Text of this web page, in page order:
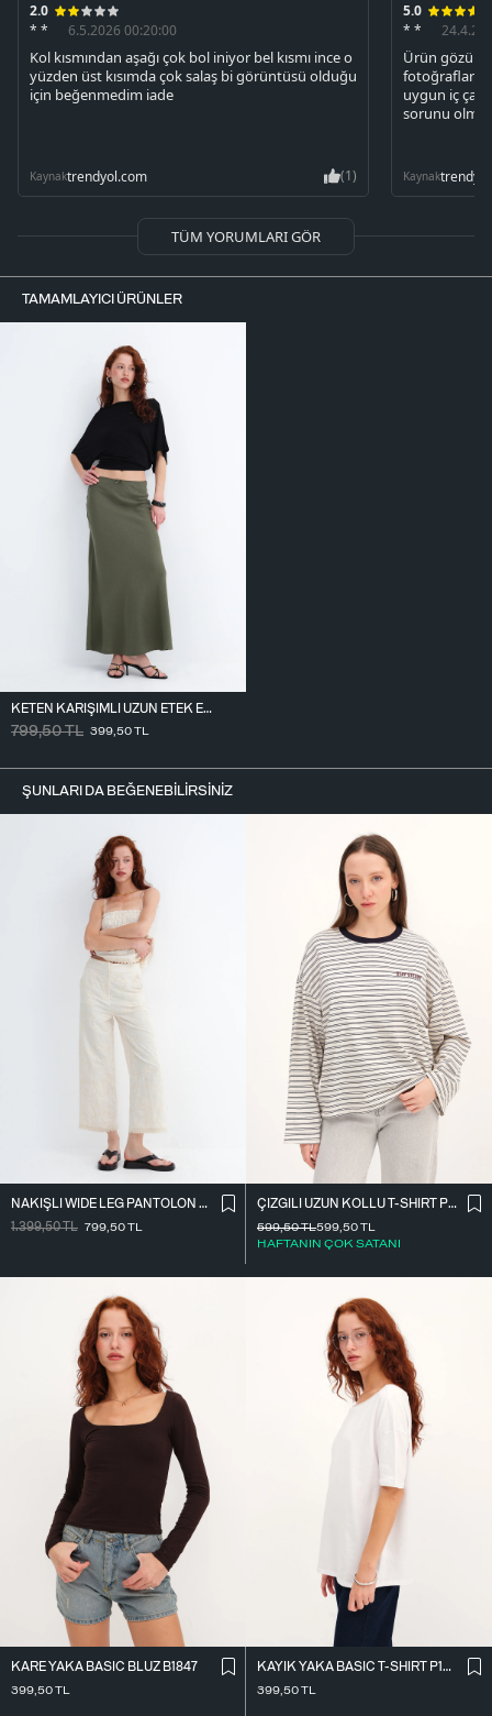
2.0
* *
6.5.2026 00:20:00
Kol kısmından aşağı çok bol iniyor bel kısmı ince o
yüzden üst kısımda çok salaş bi görüntüsü olduğu
için beğenmedim iade
Kaynaktrendyol.com (1)
5.0
* *
Ürün
uygun iç
sorunu olmaz
Kaynak
TÜM YORUMLARI GÖR
TAMAMLAYICI ÜRÜNLER
KETEN KARIŞIMLI UZUN ETEK E18087
799,50TL 399,50TL
ŞUNLARI DA BEĞENEBILIRSINIZ
NAKIŞLI WIDE LEG PANTOLON PN01918
1.399,50TL 799,50TL
ÇIZGILI UZUN KOLLU T-SHIRT P10522
599,50TL
HAFTANIN ÇOK SATANI
599,50TL
KARE YAKA BASIC BLUZ B1847
399,50TL
KAYIK YAKA BASIC T-SHIRT P1822
399,50TL